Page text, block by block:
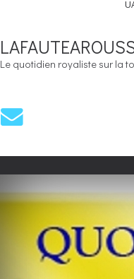
Le quotidien royaliste sur la